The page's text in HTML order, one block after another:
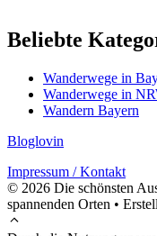
Beliebte
Wanderwege in
Wanderwege in
Wandern Bayern
Bloglovin
Impressum / Kontakt
© 2026 Die schönsten
spannenden Orten •